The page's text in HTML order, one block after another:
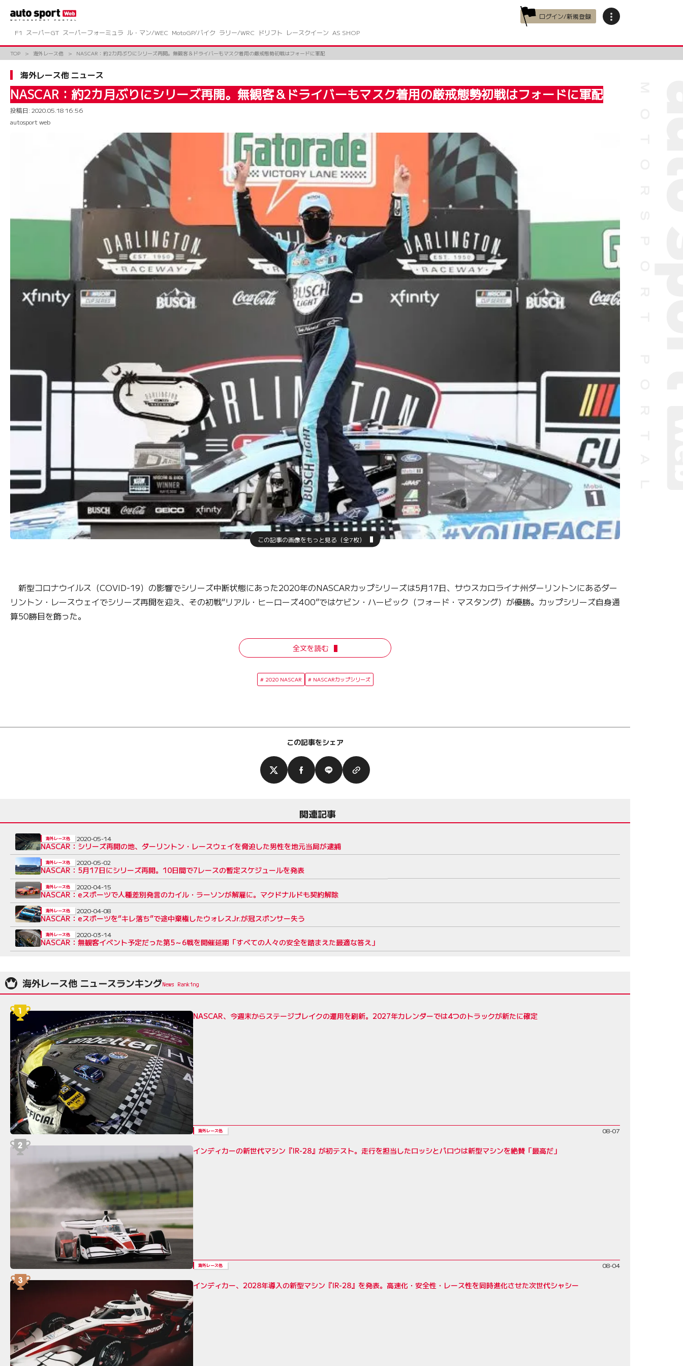
ツ
ス
ログイン/新規登録
F1
スーパーGT スーパーフォーミュラ ル・マン/WEC MotoGP/バイク ラリー/WRC ドリフト レースクイーン AS SHOP
TOP 海外レース他 NASCAR：約2カ月ぶりにシリーズ再開。無観客＆ドライバーもマスク着用の厳戒態勢初戦はフォードに軍配
海外レース他 ニュース
NASCAR：約2カ月ぶりにシリーズ再開。無観客＆ドライバーもマスク着用の厳戒態勢初戦はフォードに軍配
投稿日: 2020.05.18 16:56
autosport web
この記事の画像をもっと見る（全7枚）
新型コロナウイルス（COVID-19）の影響でシリーズ中断状態にあった2020年のNASCARカップシリーズは5月17日、サウスカロライナ州ダーリントンにあるダー
リントン・レースウェイでシリーズ再開を迎え、その初戦“リアル・ヒーローズ400”ではケビン・ハービック（フォード・マスタング）が優勝。カップシリーズ自身通
算50勝目を飾った。
全文を読む
2020 NASCAR NASCARカップシリーズ
この記事をシェア
関連記事
NASCAR：シリーズ再開の地、ダーリントン・レースウェイを脅迫した男性を地元当局が逮捕
海外レース他 2020-05-14
NASCAR：5月17日にシリーズ再開。10日間で7レースの暫定スケジュールを発表
海外レース他 2020-05-02
NASCAR：eスポーツで人種差別発言のカイル・ラーソンが解雇に。マクドナルドも契約解除
海外レース他 2020-04-15
NASCAR：eスポーツを“キレ落ち”で途中棄権したウォレスJr.が冠スポンサー失う
海外レース他 2020-04-08
NASCAR：無観客イベント予定だった第5～6戦を開催延期「すべての人々の安全を踏まえた最適な答え」
海外レース他 2020-03-14
海外レース他 ニュースランキング
NASCAR、今週末からステージブレイクの運用を刷新。2027年カレンダーでは4つのトラックが新たに確定
海外レース他 08-07
インディカーの新世代マシン『IR-28』が初テスト。走行を担当したロッシとパロウは新型マシンを絶賛「最高だ」
海外レース他 08-04
インディカー、2028年導入の新型マシン『IR-28』を発表。高速化・安全性・レース性を同時進化させた次世代シャシー